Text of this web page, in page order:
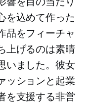
を込めて作った
品をフィーチャ
上げるのは素晴
いました。彼女
ッションと起業
を支援する非営